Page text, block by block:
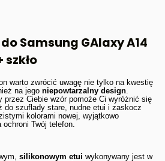
Samsung GAlaxy A14
szkło
warto zwrócić uwagę nie tylko na kwestię
na jego niepowtarzalny design
przez Ciebie wzór pomoże Ci wyróżnić się
do szuflady stare, nudne etui i zaskocz
kolorami nowej, wyjątkowo
Twój telefon.
silikonowym etui wykonywany jest w